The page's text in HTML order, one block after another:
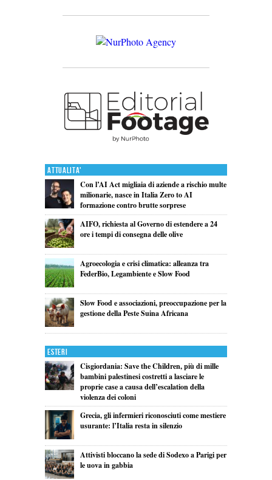
Attualita'
Con l’AI Act migliaia di aziende a rischio multe
milionarie, nasce in Italia Zero to AI
formazione contro brutte sorprese
AIFO, richiesta al Governo di estendere a 24
ore i tempi di consegna delle olive
Agroecologia e crisi climatica: alleanza tra
FederBio, Legambiente e Slow Food
Slow Food e associazioni, preoccupazione per la
gestione della Peste Suina Africana
Esteri
Cisgiordania: Save the Children, più di mille
bambini palestinesi costretti a lasciare le
proprie case a causa dell’escalation della
violenza dei coloni
Grecia, gli infermieri riconosciuti come mestiere
usurante: l’Italia resta in silenzio
Attivisti bloccano la sede di Sodexo a Parigi per
le uova in gabbia